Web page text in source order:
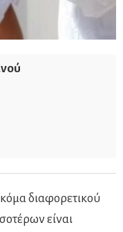
διαφορετικού
είναι